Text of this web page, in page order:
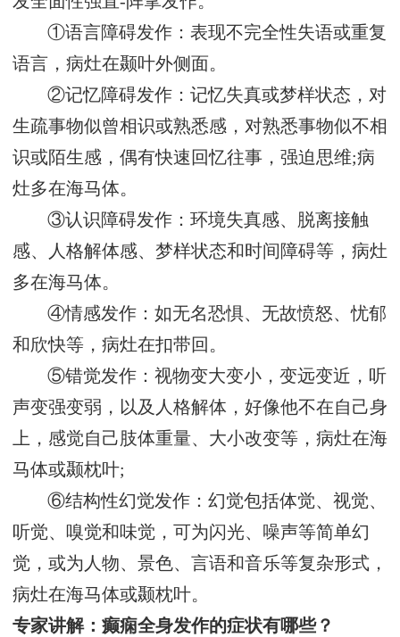
①语言障碍发作：表现不完全性失语或重复
语言，病灶在颞叶外侧面。
②记忆障碍发作：记忆失真或梦样状态，对
生疏事物似曾相识或熟悉感，对熟悉事物似不相
识或陌生感，偶有快速回忆往事，强迫思维;病
灶多在海马体。
③认识障碍发作：环境失真感、脱离接触
感、人格解体感、梦样状态和时间障碍等，病灶
多在海马体。
④情感发作：如无名恐惧、无故愤怒、忧郁
和欣快等，病灶在扣带回。
⑤错觉发作：视物变大变小，变远变近，听
声变强变弱，以及人格解体，好像他不在自己身
上，感觉自己肢体重量、大小改变等，病灶在海
马体或颞枕叶;
⑥结构性幻觉发作：幻觉包括体觉、视觉、
听觉、嗅觉和味觉，可为闪光、噪声等简单幻
觉，或为人物、景色、言语和音乐等复杂形式，
病灶在海马体或颞枕叶。
专家讲解：癫痫全身发作的症状有哪些？